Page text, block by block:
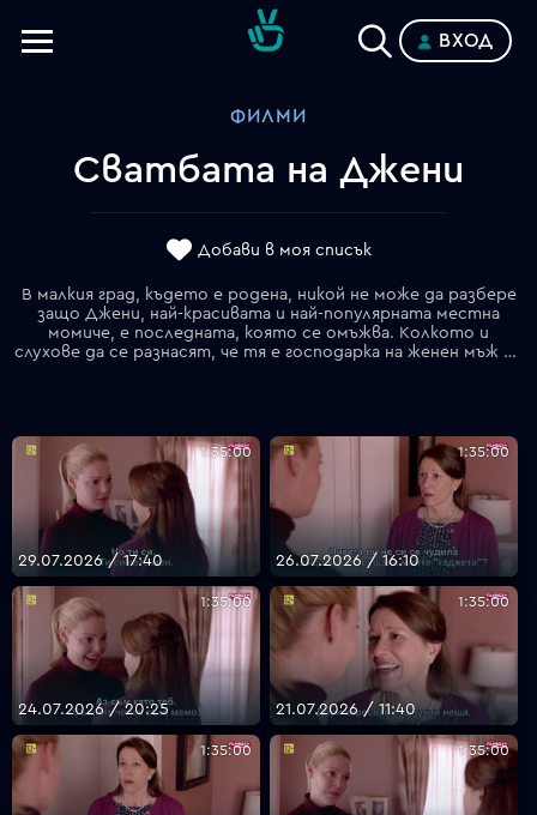
VOYO
ВХОД
ФИЛМИ
Сватбата на Джени
Добави в моя списък
В малкия град, където е родена, никой не може да разбере
защо Джени, най-красивата и най-популярната местна
момиче, е последната, която се омъжва. Колкото и
слухове да се разнасят, че тя е господарка на женен мъж в "големия град", където в момента живее, поради което никога не води никого у дома за сватбите на училищните си приятели. Родителите й са отчаяни да я утвърдят; но обявлението за сватбата на Джени, когато той накрая дойде, не е това, което никой не се предполагаше…
1:35:00
29.07.2026 / 17:40
1:35:00
26.07.2026 / 16:10
1:35:00
24.07.2026 / 20:25
1:35:00
21.07.2026 / 11:40
1:35:00 1:35:00